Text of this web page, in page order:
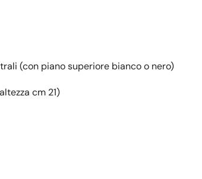
(con piano superiore bianco o nero)
cm 21)